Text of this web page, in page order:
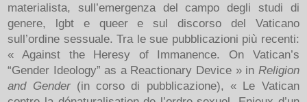
materialista, sull’emergenza del campo degli studi di
genere, lgbt e queer e sul discorso del Vaticano
sull’ordine sessuale. Tra le sue pubblicazioni più recenti:
« Against the Heresy of Immanence. On Vatican’s
“Gender Ideology” as a Reactionary Device » in Religion
and Gender(in corso di pubblicazione), « Le Vatican